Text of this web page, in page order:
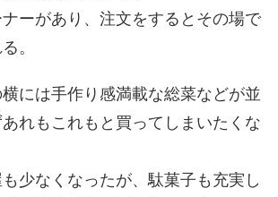
ーがあり、注文をするとその場で
。
には手作り感満載な総菜などが並
れもこれもと買ってしまいたくな
少なくなったが、駄菓子も充実し